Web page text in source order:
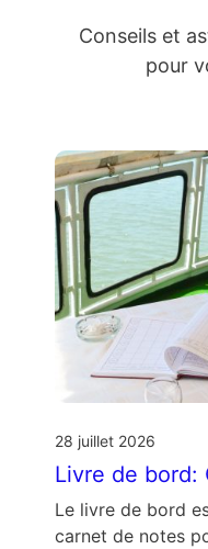
Conseils et
pour
28 juillet 2026
Livre de bord:
Le livre de bord
carnet de notes